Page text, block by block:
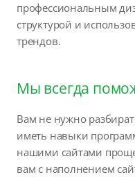
профессиональным
структурой и
трендов.
Мы всегда
Вам не нужно
иметь навыки
нашими сайтами
вам с наполнением